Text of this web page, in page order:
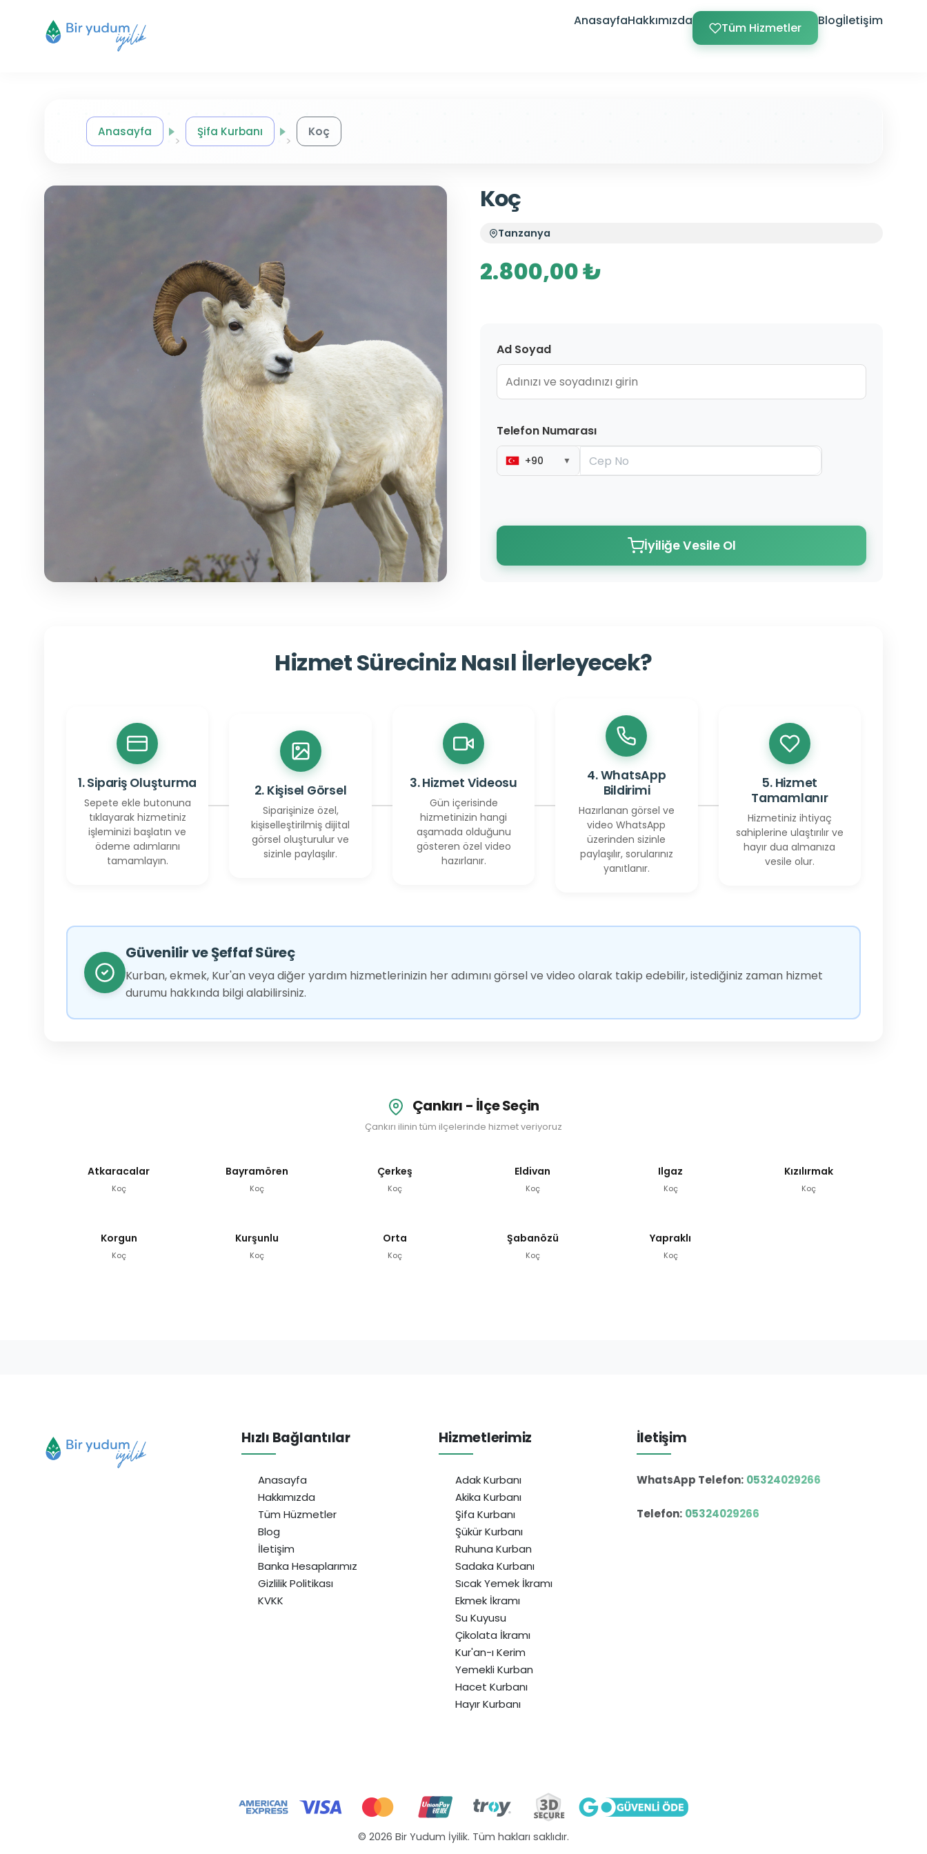
AnasayfaHakkımızda Tüm Hizmetler Blogİletişim
Anasayfa Şifa Kurbanı Koç
Koç
Tanzanya
2.800,00 ₺
Ad Soyad
Telefon Numarası
+90 ▼
İyiliğe Vesile Ol
Hizmet Süreciniz Nasıl İlerleyecek?
1. Sipariş Oluşturma
Sepete ekle butonuna
tıklayarak hizmetiniz
işleminizi başlatın ve
ödeme adımlarını
tamamlayın.
2. Kişisel Görsel
Siparişinize özel,
kişiselleştirilmiş dijital
görsel oluşturulur ve
sizinle paylaşılır.
3. Hizmet Videosu
Gün içerisinde
hizmetinizin hangi
aşamada olduğunu
gösteren özel video
hazırlanır.
4. WhatsApp
Bildirimi
Hazırlanan görsel ve
video WhatsApp
üzerinden sizinle
paylaşılır, sorularınız
yanıtlanır.
5. Hizmet
Tamamlanır
Hizmetiniz ihtiyaç
sahiplerine ulaştırılır ve
hayır dua almanıza
vesile olur.
Güvenilir ve Şeffaf Süreç
Kurban, ekmek, Kur'an veya diğer yardım hizmetlerinizin her adımını görsel ve video olarak takip edebilir, istediğiniz zaman hizmet
durumu hakkında bilgi alabilirsiniz.
Çankırı - İlçe Seçin
Çankırı ilinin tüm ilçelerinde hizmet veriyoruz
Atkaracalar
Koç
Bayramören
Koç
Çerkeş
Koç
Eldivan
Koç
Ilgaz
Koç
Kızılırmak
Koç
Korgun
Koç
Kurşunlu
Koç
Orta
Koç
Şabanözü
Koç
Yapraklı
Koç
Hızlı Bağlantılar
Anasayfa
Hakkımızda
Tüm Hüzmetler
Blog
İletişim
Banka Hesaplarımız
Gizlilik Politikası
KVKK
Hizmetlerimiz
Adak Kurbanı
Akika Kurbanı
Şifa Kurbanı
Şükür Kurbanı
Ruhuna Kurban
Sadaka Kurbanı
Sıcak Yemek İkramı
Ekmek İkramı
Su Kuyusu
Çikolata İkramı
Kur'an-ı Kerim
Yemekli Kurban
Hacet Kurbanı
Hayır Kurbanı
İletişim
WhatsApp Telefon: 05324029266
Telefon: 05324029266
© 2026 Bir Yudum İyilik. Tüm hakları saklıdır.